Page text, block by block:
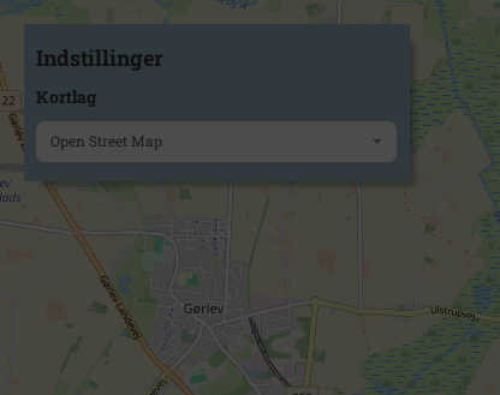
Indstillinger
Kortlag
Open Street Map